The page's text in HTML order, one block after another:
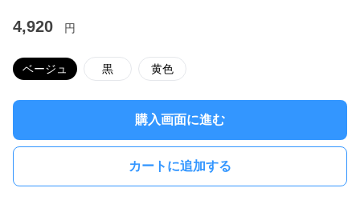
4,920 円
ベージュ 黒 黄色
購入画面に進む
カートに追加する